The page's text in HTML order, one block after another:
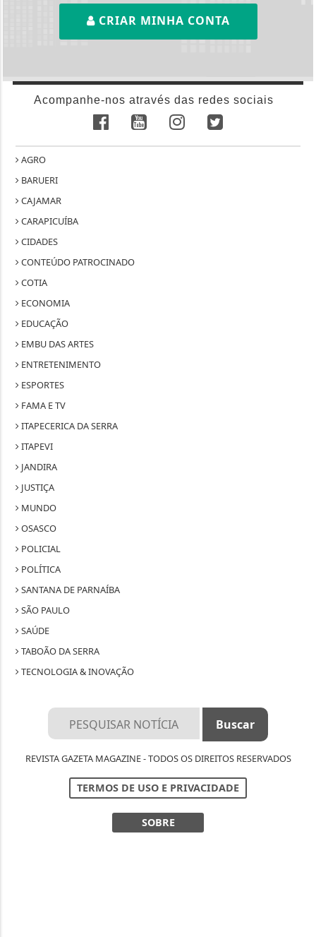
CRIAR MINHA CONTA
Acompanhe-nos através das redes sociais
AGRO
BARUERI
CAJAMAR
CARAPICUÍBA
CIDADES
CONTEÚDO PATROCINADO
COTIA
ECONOMIA
EDUCAÇÃO
EMBU DAS ARTES
ENTRETENIMENTO
ESPORTES
FAMA E TV
ITAPECERICA DA SERRA
ITAPEVI
JANDIRA
JUSTIÇA
MUNDO
OSASCO
POLICIAL
POLÍTICA
SANTANA DE PARNAÍBA
SÃO PAULO
SAÚDE
TABOÃO DA SERRA
TECNOLOGIA & INOVAÇÃO
REVISTA GAZETA MAGAZINE - TODOS OS DIREITOS RESERVADOS
TERMOS DE USO E PRIVACIDADE
SOBRE